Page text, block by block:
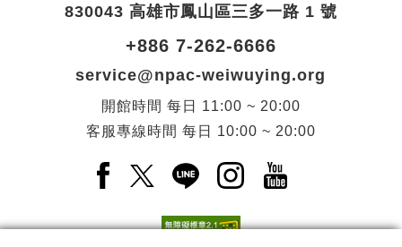
830043 高雄市鳳山區三多一路 1 號
+886 7-262-6666
service@npac-weiwuying.org
開館時間 每日
11:00 ~ 20:00
客服專線時間 每日 10:00 ~ 20:00
Facebook(另開新視窗)
X(另開新視窗)
LINE(另開新視窗)
Instagram(另開新視
YouTube(另開